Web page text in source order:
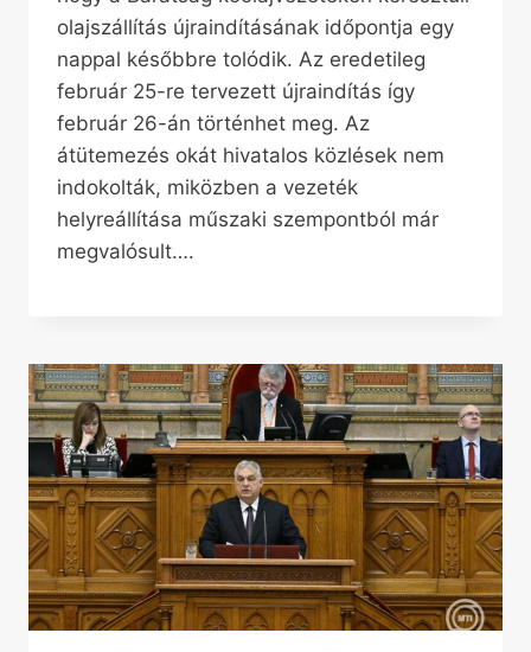
olajszállítás újraindításának időpontja egy
nappal későbbre tolódik. Az eredetileg
február 25-re tervezett újraindítás így
február 26-án történhet meg. Az
átütemezés okát hivatalos közlések nem
indokolták, miközben a vezeték
helyreállítása műszaki szempontból már
megvalósult….